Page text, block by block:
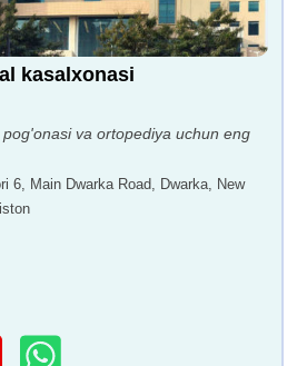
kasalxonasi
va ortopediya uchun eng
6, Main Dwarka Road, Dwarka, New